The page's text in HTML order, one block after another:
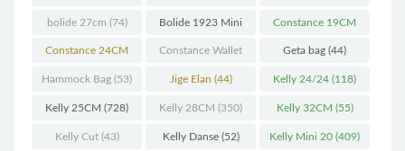
bolide 27cm (74) Bolide 1923 Mini
(93)
Constance 19CM
(571)
Constance 24CM
(216)
Constance Wallet
(60)
Geta bag (44)
Hammock Bag (53) Jige Elan (44) Kelly 24/24 (118)
Kelly 25CM (728) Kelly 28CM (350) Kelly 32CM (55)
Kelly Cut(43) Kelly Danse(52) Kelly Mini 20 (409)